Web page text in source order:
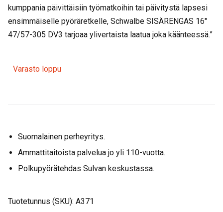
kumppania päivittäisiin työmatkoihin tai päivitystä lapsesi
ensimmäiselle pyöräretkelle, Schwalbe SISÄRENGAS 16″
47/57-305 DV3 tarjoaa ylivertaista laatua joka käänteessä.”
Varasto loppu
Suomalainen perheyritys.
Ammattitaitoista palvelua jo yli 110-vuotta.
Polkupyörätehdas Sulvan keskustassa.
Tuotetunnus (SKU): A371